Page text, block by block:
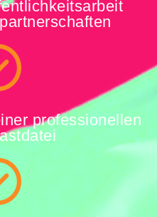
professionellen